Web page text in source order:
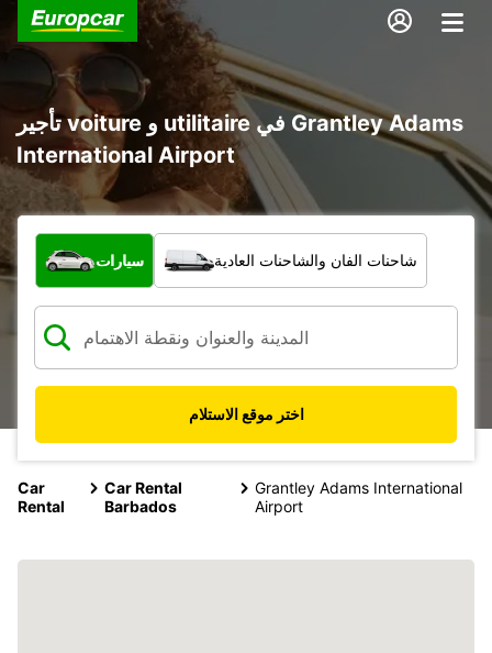
تأجير voiture و utilitaire في Grantley Adams
International Airport
ما نوع المركبة؟
سيارات شاحنات الفان والشاحنات العادية
اختر موقع الاستلام
Car
Rental
Car Rental
Barbados
Grantley Adams International
Airport